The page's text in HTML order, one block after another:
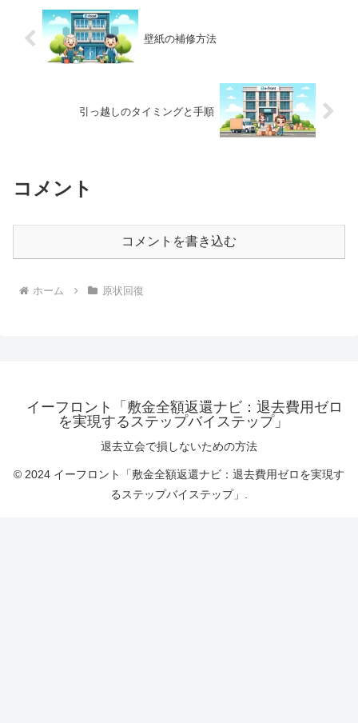
壁紙の補修方法
引っ越しのタイミングと手順
コメント
コメントを書き込む
ホーム 原状回復
イーフロント「敷金全額返還ナビ：退去費用ゼロ
を実現するステップバイステップ」
退去立会で損しないための方法
© 2024 イーフロント「敷金全額返還ナビ：退去費用ゼロを実現す
るステップバイステップ」.